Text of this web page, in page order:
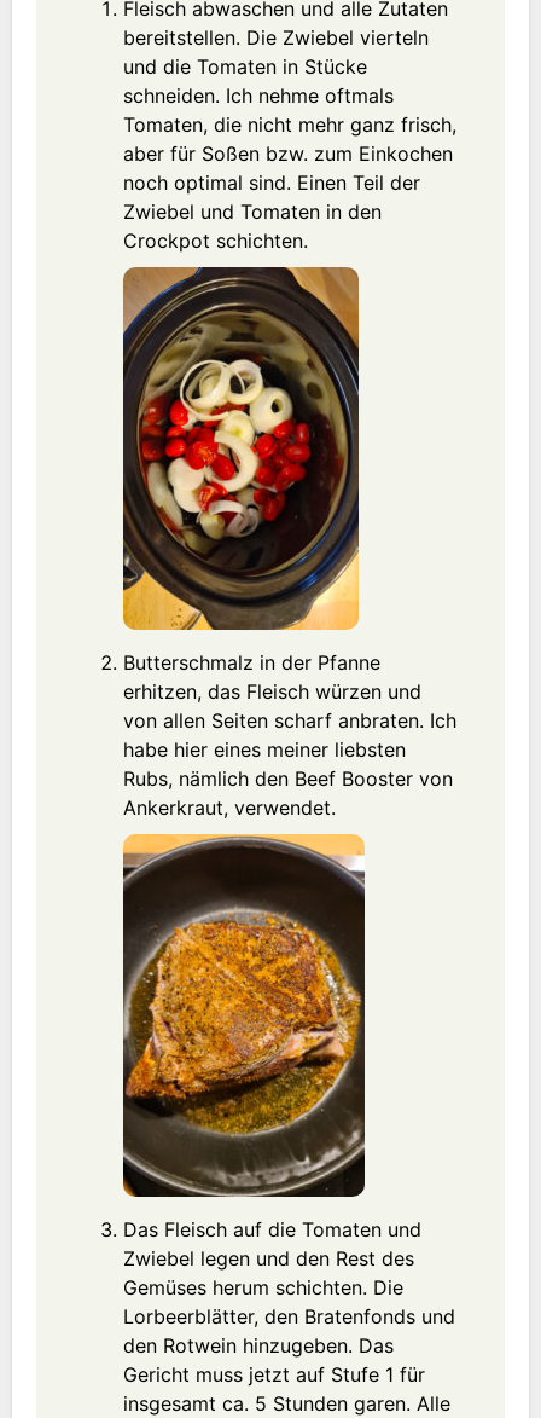
Fleisch abwaschen und alle Zutaten
bereitstellen. Die Zwiebel vierteln
und die Tomaten in Stücke
schneiden. Ich nehme oftmals
Tomaten, die nicht mehr ganz frisch,
aber für Soßen bzw. zum Einkochen
noch optimal sind. Einen Teil der
Zwiebel und Tomaten in den
Crockpot schichten.
Butterschmalz in der Pfanne
erhitzen, das Fleisch würzen und
von allen Seiten scharf anbraten. Ich
habe hier eines meiner liebsten
Rubs, nämlich den Beef Booster von
Ankerkraut, verwendet.
Das Fleisch auf die Tomaten und
Zwiebel legen und den Rest des
Gemüses herum schichten. Die
Lorbeerblätter, den Bratenfonds und
den Rotwein hinzugeben. Das
Gericht muss jetzt auf Stufe 1 für
insgesamt ca. 5 Stunden garen. Alle